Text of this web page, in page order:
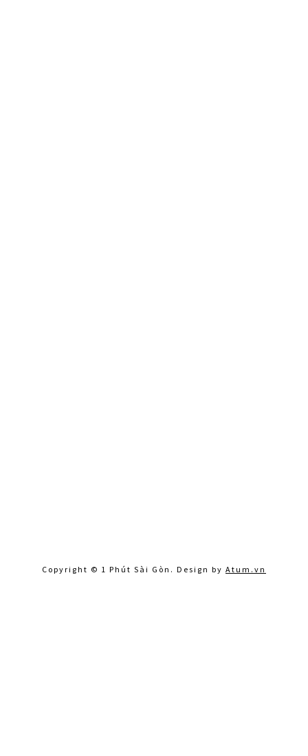
Copyright © 1 Phút Sài Gòn. Design by Atum.vn